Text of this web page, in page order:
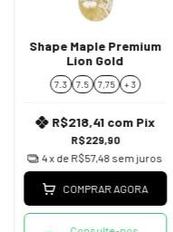
Shape Maple Premium
Lion Gold
7.3 7.5 7,75 + 3
R$229,90
R$218,41 com Pix
4x de R$57,48 sem juros
COMPRAR AGORA